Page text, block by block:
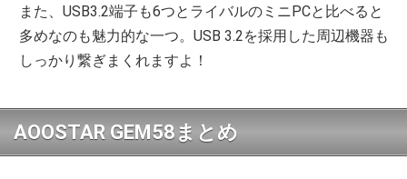
また、USB3.2端子も6つとライバルのミニPCと比べると
多めなのも魅力的な一つ。USB 3.2を採用した周辺機器も
しっかり繋ぎまくれますよ！
AOOSTAR GEM58まとめ